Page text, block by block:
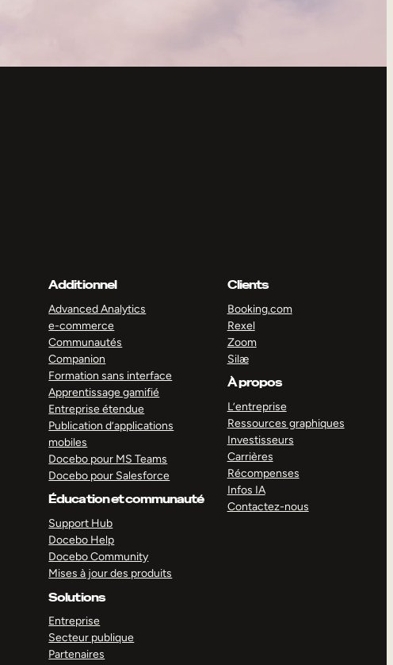
Additionnel
Advanced Analytics
e-commerce
Communautés
Companion
Formation sans interface
Apprentissage gamifié
Entreprise étendue
Publication d’applications
mobiles
Docebo pour MS Teams
Docebo pour Salesforce
Éducation et communauté
Support Hub
Docebo Help
Docebo Community
Mises à jour des produits
Solutions
Entreprise
Secteur publique
Partenaires
Clients
Booking.com
Rexel
Zoom
Silæ
À propos
L’entreprise
Ressources graphiques
Investisseurs
Carrières
Récompenses
Infos IA
Contactez-nous